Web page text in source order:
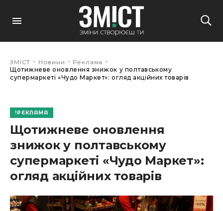
ЗМІСТ > Новини > Реклама >
Щотижневе оновлення знижок у полтавському
супермаркеті «Чудо Маркет»: огляд акційних товарів
РЕКЛАМА
Щотижневе оновлення
знижок у полтавському
супермаркеті «Чудо Маркет»:
огляд акційних товарів